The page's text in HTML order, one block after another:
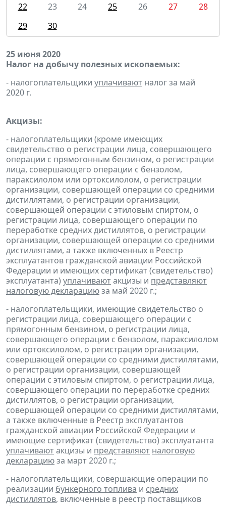
22
23 24 25 26 27
28
29
30
25 июня 2020
Налог на добычу полезных ископаемых:
- налогоплательщики уплачивают налог за май
2020 г.
Акцизы:
- налогоплательщики (кроме имеющих
свидетельство о регистрации лица, совершающего
операции с прямогонным бензином, о регистрации
лица, совершающего операции с бензолом,
параксилолом или ортоксилолом, о регистрации
организации, совершающей операции со средними
дистиллятами, о регистрации организации,
совершающей операции с этиловым спиртом, о
регистрации лица, совершающего операции по
переработке средних дистиллятов, о регистрации
организации, совершающей операции со средними
дистиллятами, а также включенных в Реестр
эксплуатантов гражданской авиации Российской
Федерации и имеющих сертификат (свидетельство)
эксплуатанта) уплачиваютакцизы и представляют
налоговую декларациюза май 2020 г.;
- налогоплательщики, имеющие свидетельство о
регистрации лица, совершающего операции с
прямогонным бензином, о регистрации лица,
совершающего операции с бензолом, параксилолом
или ортоксилолом, о регистрации организации,
совершающей операции со средними дистиллятами,
о регистрации организации, совершающей
операции с этиловым спиртом, о регистрации лица,
совершающего операции по переработке средних
дистиллятов, о регистрации организации,
совершающей операции со средними дистиллятами,
а также включенные в Реестр эксплуатантов
гражданской авиации Российской Федерации и
имеющие сертификат (свидетельство) эксплуатанта
уплачиваютакцизы и представляют налоговую
декларациюза март 2020 г.;
- налогоплательщики, совершающие операции по
реализации бункерного топлива и средних
дистиллятов, включенные в реестр поставщиков